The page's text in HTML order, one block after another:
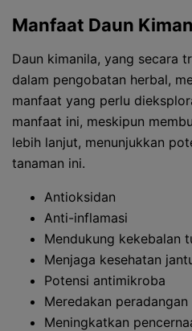
Manfaat Daun
Daun kimanila, yang secara
dalam pengobatan herbal,
manfaat yang perlu
manfaat ini, meskipun
lebih lanjut, menunjukkan
tanaman ini.
Antioksidan
Anti-inflamasi
Mendukung kekebalan
Menjaga kesehatan
Potensi antimikroba
Meredakan
Meningkatkan